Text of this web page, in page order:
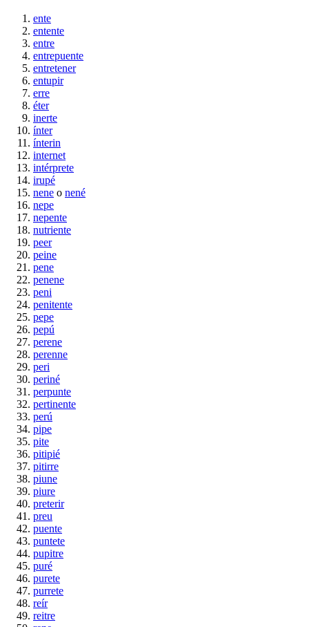
ente
entente
entre
entrepuente
entretener
entupir
erre
éter
inerte
ínter
ínterin
internet
intérprete
irupé
nene o nené
nepe
nepente
nutriente
peer
peine
pene
penene
peni
penitente
pepe
pepú
perene
perenne
peri
periné
perpunte
pertinente
perú
pipe
pite
pitipié
pitirre
piune
piure
preterir
preu
puente
puntete
pupitre
puré
purete
purrete
reír
reitre